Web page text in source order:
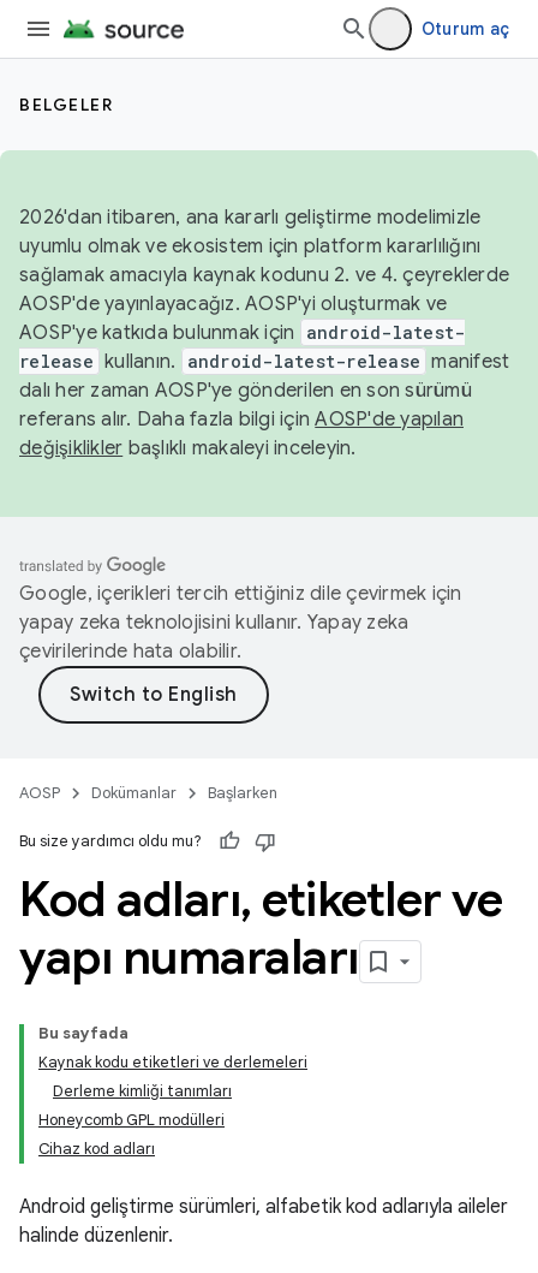
Oturum aç
BELGELER
2026'dan itibaren, ana kararlı geliştirme modelimizle
uyumlu olmak ve ekosistem için platform kararlılığını
sağlamak amacıyla kaynak kodunu 2. ve 4. çeyreklerde
AOSP'de yayınlayacağız. AOSP'yi oluşturmak ve
AOSP'ye katkıda bulunmak için
android-latest-
release kullanın. android-latest-release manifest
dalı her zaman AOSP'ye gönderilen en son sürümü
referans alır. Daha fazla bilgi içinAOSP'de yapılan
değişiklikler başlıklı makaleyi inceleyin.
Google, içerikleri tercih ettiğiniz dile çevirmek için
yapay zeka teknolojisini kullanır. Yapay zeka
çevirilerinde hata olabilir.
AOSP Dokümanlar Başlarken
Bu size yardımcı oldu mu?
Kod adları, etiketler ve
yapı numaraları
Bu sayfada
Kaynak kodu etiketleri ve derlemeleri
Derleme kimliği tanımları
Honeycomb GPL modülleri
Cihaz kod adları
Android geliştirme sürümleri, alfabetik kod adlarıyla aileler
halinde düzenlenir.